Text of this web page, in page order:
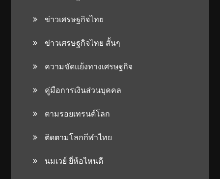
ข่าวเศรษฐกิจไทย
ข่าวเศรษฐกิจไทย สั้นๆ
ความขัดแย้งทางเศรษฐกิจ
คู่มือการเงินส่วนบุคคล
ตามรอยเทรนด์โลก
ติดตามโลกกีฬาไทย
นมเวย์ ยี่ห้อไหนดี